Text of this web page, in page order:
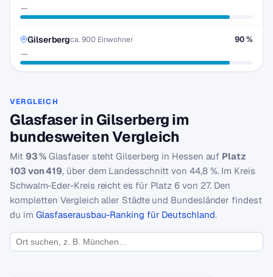
—
Gilserbergca. 900 Einwohner
—
90 %
VERGLEICH
Glasfaser in Gilserberg im
bundesweiten Vergleich
Mit 93 % Glasfaser steht Gilserberg in Hessen auf Platz
103 von 419, über dem Landesschnitt von 44,8 %. Im Kreis
Schwalm-Eder-Kreis reicht es für Platz 6 von 27. Den
kompletten Vergleich aller Städte und Bundesländer findest
du im Glasfaserausbau-Ranking für Deutschland.